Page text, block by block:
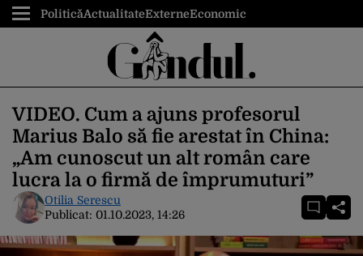
PoliticăActualitateExterneEconomic
VIDEO. Cum a ajuns profesorul
Marius Balo să fie arestat în China:
„Am cunoscut un alt român care
lucra la o firmă de împrumuturi”
Otilia Serescu
Publicat: 01.10.2023, 14:26